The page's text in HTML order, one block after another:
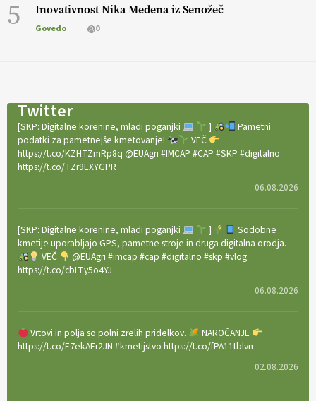
5 Inovativnost Nika Medena iz Senožeč
Govedo 0
Twitter
[SKP: Digitalne korenine, mladi poganjki ]
Pametni
podatki za pametnejše kmetovanje!
VEČ
https://t.co/KZHTZmRp8q @EUAgri #IMCAP #CAP #SKP #digitalno
https://t.co/TZr9EXYGPR
06.08.2026
[SKP: Digitalne korenine, mladi poganjki ]
Sodobne
kmetije uporabljajo GPS, pametne stroje in druga digitalna orodja.
VEČ
@EUAgri #imcap #cap #digitalno #skp #vlog
https://t.co/cbLTy5o4YJ
06.08.2026
Vrtovi in polja so polni zrelih pridelkov.
NAROČANJE
https://t.co/E7ekAEr2JN #kmetijstvo https://t.co/fPA11tblvn
02.08.2026